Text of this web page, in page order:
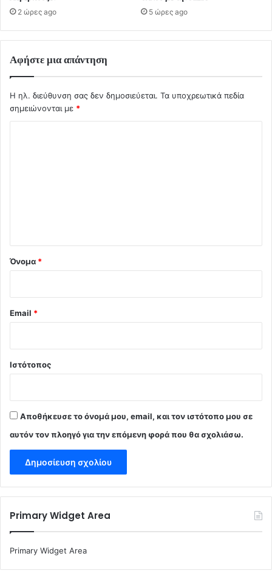
2 ώρες ago 5 ώρες ago
Αφήστε μια απάντηση
Η ηλ. διεύθυνση σας δεν δημοσιεύεται. Τα υποχρεωτικά πεδία
σημειώνονται με *
Όνομα *
Email *
Ιστότοπος
Αποθήκευσε το όνομά μου, email, και τον ιστότοπο μου σε
αυτόν τον πλοηγό για την επόμενη φορά που θα σχολιάσω.
Primary Widget Area
Primary Widget Area